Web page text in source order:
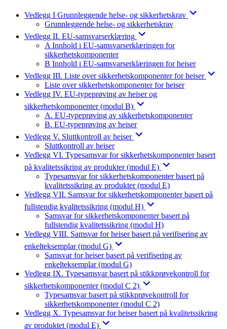
Vedlegg I Grunnleggende helse- og sikkerhetskrav
Grunnleggende helse- og sikkerhetskrav
Vedlegg II. EU-samsvarserklæring
A Innhold i EU-samsvarserklæringen for
sikkerhetskomponenter
B Innhold i EU-samsvarserklæringen for heiser
Vedlegg III. Liste over sikkerhetskomponenter for heiser
Liste over sikkerhetskomponenter for heiser
Vedlegg IV. EU-typeprøving av heiser og
sikkerhetskomponenter (modul B)
A. EU-typeprøving av sikkerhetskomponenter
B. EU-typeprøving av heiser
Vedlegg V. Sluttkontroll av heiser
Sluttkontroll av heiser
Vedlegg VI. Typesamsvar for sikkerhetskomponenter basert
på kvalitetssikring av produkter (modul E)
Typesamsvar for sikkerhetskomponenter basert på
kvalitetssikring av produkter (modul E)
Vedlegg VII. Samsvar for sikkerhetskomponenter basert på
fullstendig kvalitetssikring (modul H)
Samsvar for sikkerhetskomponenter basert på
fullstendig kvalitetssikring (modul H)
Vedlegg VIII. Samsvar for heiser basert på verifisering av
enkelteksemplar (modul G)
Samsvar for heiser basert på verifisering av
enkelteksemplar (modul G)
Vedlegg IX. Typesamsvar basert på stikkprøvekontroll for
sikkerhetskomponenter (modul C 2)
Typesamsvar basert på stikkprøvekontroll for
sikkerhetskomponenter (modul C 2)
Vedlegg X. Typesamsvar for heiser basert på kvalitetssikring
av produktet (modul E)